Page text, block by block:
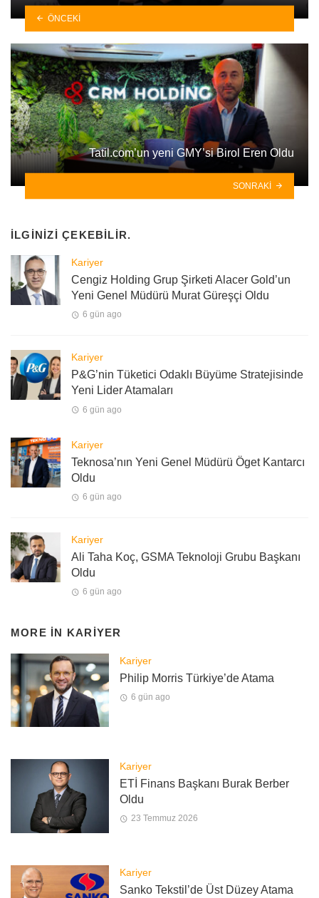
ÖNCEKI
Tatil.com’un yeni GMY’si Birol Eren Oldu
SONRAKI
İLGINIZI ÇEKEBILIR.
Kariyer
Cengiz Holding Grup Şirketi Alacer Gold’un
Yeni Genel Müdürü Murat Güreşçi Oldu
6 gün ago
Kariyer
P&G’nin Tüketici Odaklı Büyüme Stratejisinde
Yeni Lider Atamaları
6 gün ago
Kariyer
Teknosa’nın Yeni Genel Müdürü Öget Kantarcı
Oldu
6 gün ago
Kariyer
Ali Taha Koç, GSMA Teknoloji Grubu Başkanı
Oldu
6 gün ago
MORE IN KARIYER
Kariyer
Philip Morris Türkiye’de Atama
6 gün ago
Kariyer
ETİ Finans Başkanı Burak Berber
Oldu
23 Temmuz 2026
Kariyer
Sanko Tekstil’de Üst Düzey Atama